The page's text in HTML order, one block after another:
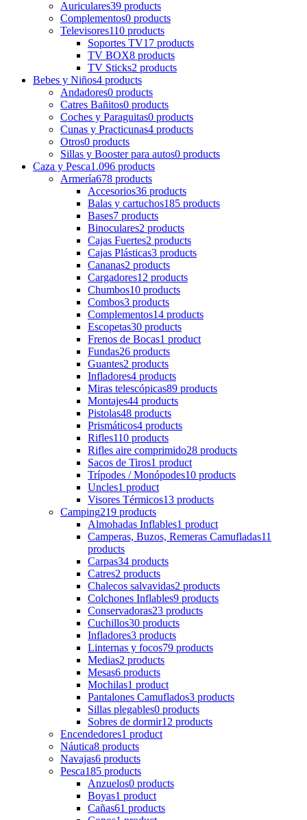
Auriculares39 products
Complementos0 products
Televisores110 products
Soportes TV17 products
TV BOX8 products
TV Sticks2 products
Bebes y Niños4 products
Andadores0 products
Catres Bañitos0 products
Coches y Paraguitas0 products
Cunas y Practicunas4 products
Otros0 products
Sillas y Booster para autos0 products
Caza y Pesca1.096 products
Armería678 products
Accesorios36 products
Balas y cartuchos185 products
Bases7 products
Binoculares2 products
Cajas Fuertes2 products
Cajas Plásticas3 products
Cananas2 products
Cargadores12 products
Chumbos10 products
Combos3 products
Complementos14 products
Escopetas30 products
Frenos de Bocas1 product
Fundas26 products
Guantes2 products
Infladores4 products
Miras telescópicas89 products
Montajes44 products
Pistolas48 products
Prismáticos4 products
Rifles110 products
Rifles aire comprimido28 products
Sacos de Tiros1 product
Trípodes / Monópodes10 products
Uncles1 product
Visores Térmicos13 products
Camping219 products
Almohadas Inflables1 product
Camperas, Buzos, Remeras Camufladas11
products
Carpas34 products
Catres2 products
Chalecos salvavidas2 products
Colchones Inflables9 products
Conservadoras23 products
Cuchillos30 products
Infladores3 products
Linternas y focos79 products
Medias2 products
Mesas6 products
Mochilas1 product
Pantalones Camuflados3 products
Sillas plegables0 products
Sobres de dormir12 products
Encendedores1 product
Náutica8 products
Navajas6 products
Pesca185 products
Anzuelos0 products
Boyas1 product
Cañas61 products